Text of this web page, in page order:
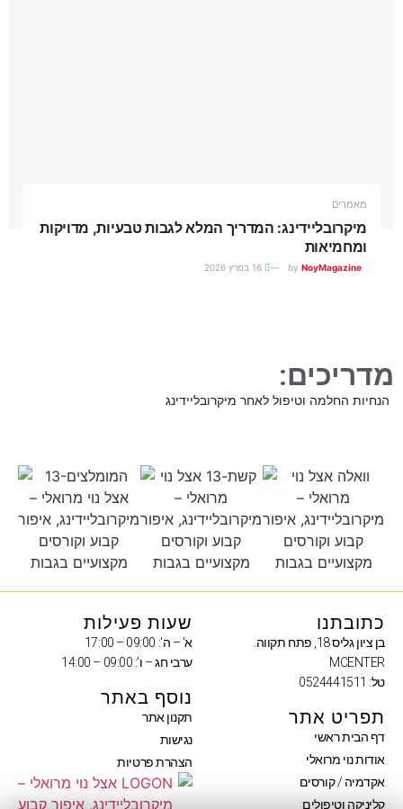
מאמרים
מיקרובליידינג: המדריך המלא לגבות טבעיות, מדויקות
ומחמיאות
by NoyMagazine
מדריכים:
הנחיות החלמה וטיפול לאחר מיקרובליידינג
כתובתנו
בן ציון גליס 18, פתח תקווה.
MCENTER
טל: 0524441511
תפריט אתר
דף הבית ראשי
אודות נוי מרואלי
אקדמיה / קורסים
קליניקה וטיפולים
שעות פעילות
א' – ה': 09:00 – 17:00
ערבי חג – ו': 09:00 – 14:00
נוסף באתר
תקנון אתר
נגישות
הצהרת פרטיות